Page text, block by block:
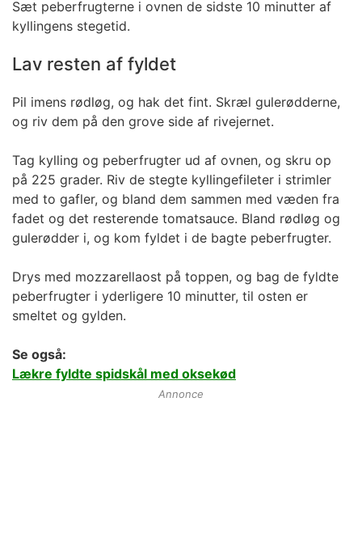
Sæt peberfrugterne i ovnen de sidste 10 minutter af
kyllingens stegetid.
Lav resten af fyldet
Pil imens rødløg, og hak det fint. Skræl gulerødderne,
og riv dem på den grove side af rivejernet.
Tag kylling og peberfrugter ud af ovnen, og skru op
på 225 grader. Riv de stegte kyllingefileter i strimler
med to gafler, og bland dem sammen med væden fra
fadet og det resterende tomatsauce. Bland rødløg og
gulerødder i, og kom fyldet i de bagte peberfrugter.
Drys med mozzarellaost på toppen, og bag de fyldte
peberfrugter i yderligere 10 minutter, til osten er
smeltet og gylden.
Se også:
Lækre fyldte spidskål med oksekød
Annonce